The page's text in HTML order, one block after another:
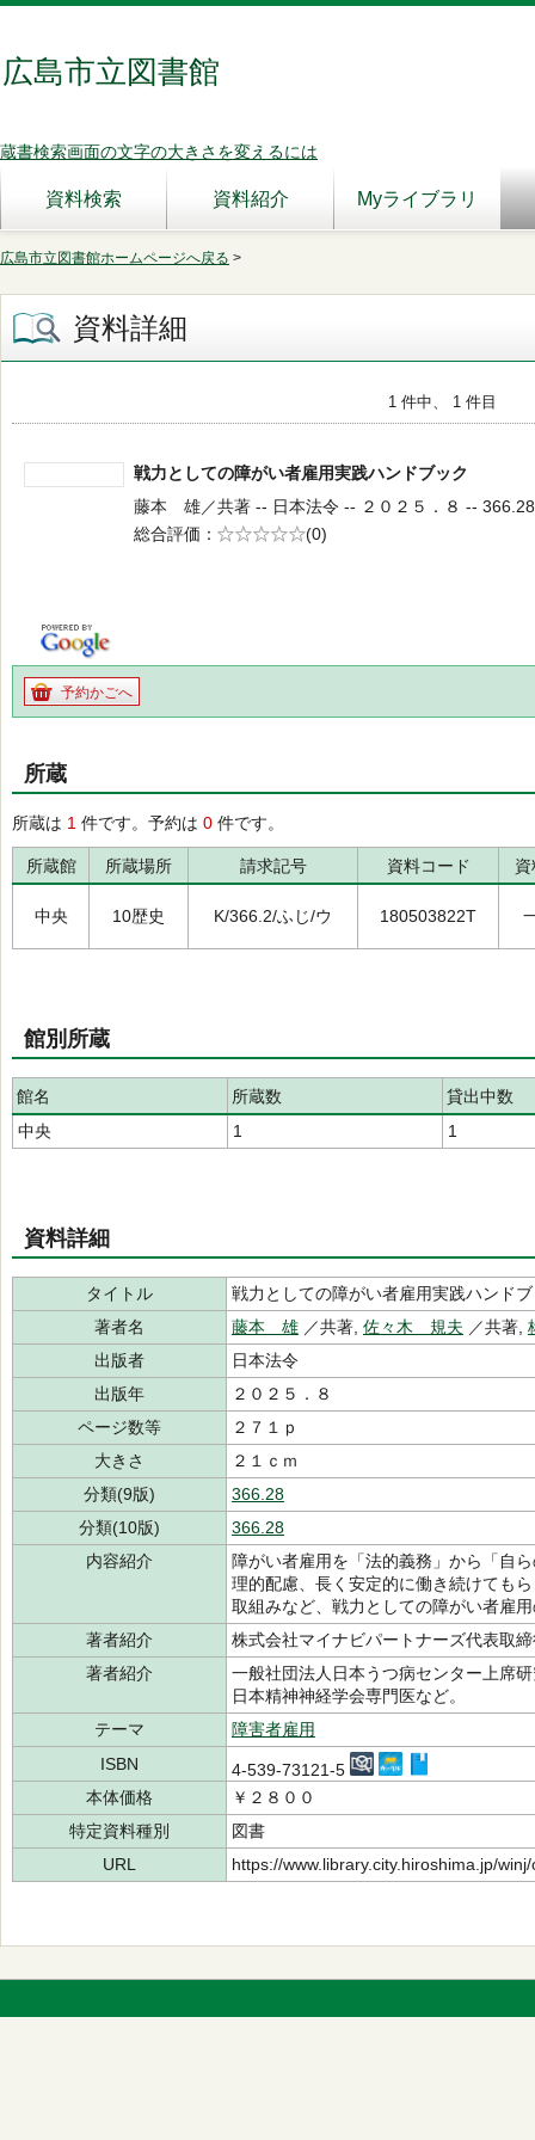
広島市立図書館
蔵書検索画面の文字の大きさを変えるには
資料検索 資料紹介 Myライブラリ
広島市立図書館ホームページへ戻る >
資料詳細
1 件中、 1 件目
戦力としての障がい者雇用実践ハンドブック
藤本 雄／共著 -- 日本法令 -- ２０２５．８ -- 366.28
総合評価
5段階評価
(0)
予約かごへ
所蔵
所蔵は 1 件です。予約は 0 件です。
所蔵館 所蔵場所 請求記号 資料コード
中央 10歴史 K/366.2/ふじ/ウ 180503822T
館別所蔵
館名 所蔵数
貸出中数
中央
1 1
資料詳細
タイトル
戦力としての障がい者雇用実践ハンド
著者名
藤本 雄 ／共著, 佐々木 規夫 ／共著,
出版者
日本法令
出版年
２０２５．８
ページ数等
２７１ｐ
大きさ
２１ｃｍ
分類(9版)
366.28
分類(10版)
366.28
内容紹介
障がい者雇用を「法的義務」から「自
理的配慮、長く安定的に働き続けても
取組みなど、戦力としての障がい者雇
著者紹介
株式会社マイナビパートナーズ代表取
著者紹介
一般社団法人日本うつ病センター上席
日本精神神経学会専門医など。
テーマ
障害者雇用
ISBN
4-539-73121-5
本体価格
￥２８００
特定資料種別
図書
URL
https://www.library.city.hiroshima.jp/